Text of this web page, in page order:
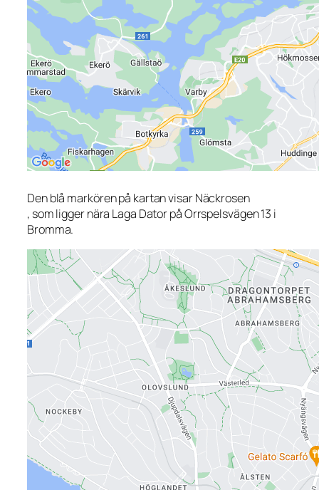
Den blå markören på kartan visar Näckrosen
, som ligger nära Laga Dator på Orrspelsvägen 13 i
Bromma.